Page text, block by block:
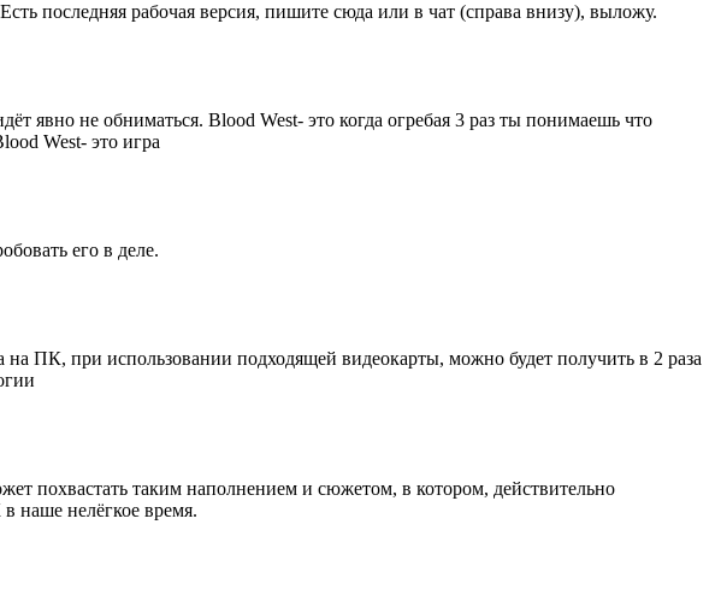
последняя рабочая версия, пишите сюда или в чат (справа внизу), выложу.
явно не обниматься. Blood West- это когда огребая 3 раз ты понимаешь что
West- это игра
его в деле.
ПК, при использовании подходящей видеокарты, можно будет получить в 2 раза
похвастать таким наполнением и сюжетом, в котором, действительно
наше нелёгкое время.